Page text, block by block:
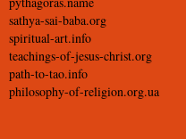
sathya-sai-baba.org
spiritual-art.info
teachings-of-jesus-christ.org
path-to-tao.info
philosophy-of-religion.org.ua